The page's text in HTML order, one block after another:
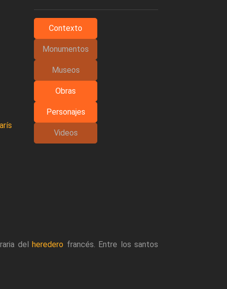
Contexto
Monumentos
Museos
Obras
Personajes
Videos
delheredero francés. Entre los santos